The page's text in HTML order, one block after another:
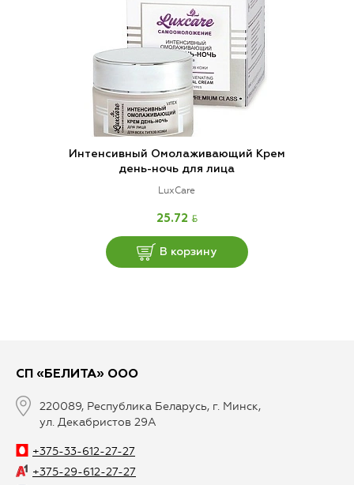
Интенсивный Омолаживающий Крем
день-ночь для лица
LuxCare
25.72 BYN
В корзину
СП «БЕЛИТА» ООО
220089, Республика Беларусь, г. Минск,
ул. Декабристов 29А
+375-33-612-27-27
+375-29-612-27-27